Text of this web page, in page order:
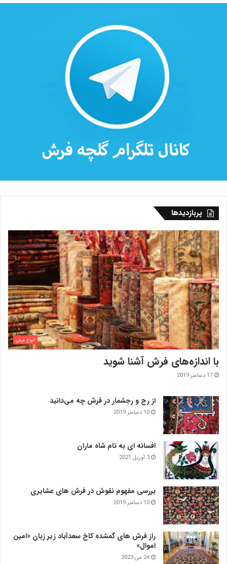
پربازدیدها
انواع فرش
با اندازه‌‌های فرش آشنا شوید
17 دسامبر 2019
از رج و رجشمار در فرش چه می‌دانید
10 دسامبر 2019
افسانه ای به نام شاه ماران
3 آوریل 2021
بررسی مفهوم نقوش در فرش‌ های عشایری
10 دسامبر 2019
راز فرش های گمشده کاخ سعدآباد زیر زبان «امین
اموال»
24 می 2023